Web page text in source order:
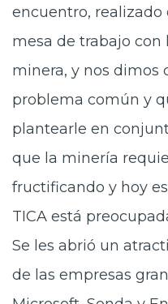
encuentro, realizado
mesa de trabajo con
minera, y nos dimos
problema común y
plantearle en
que la minería
fructificando y hoy
TICA está
Se les abrió un
de las empresas